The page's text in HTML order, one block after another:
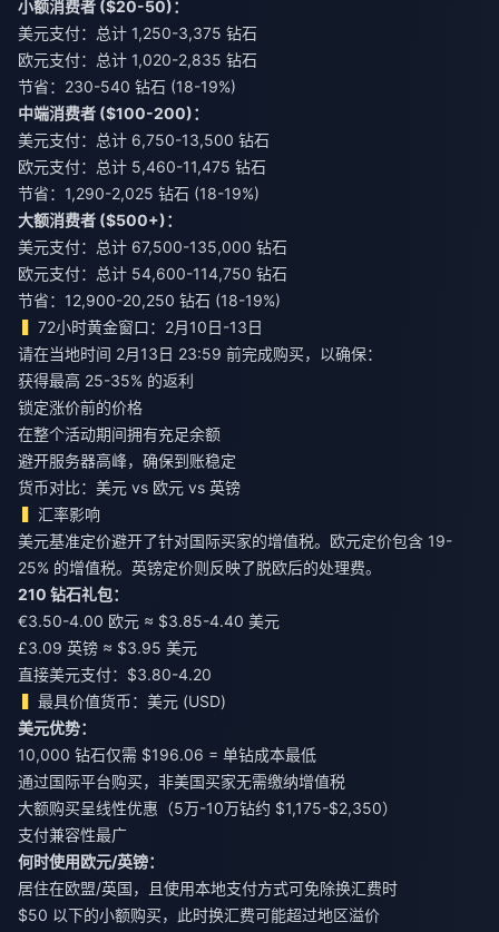
小额消费者 ($20-50)：
美元支付：总计 1,250-3,375 钻石
欧元支付：总计 1,020-2,835 钻石
节省：230-540 钻石 (18-19%)
中端消费者 ($100-200)：
美元支付：总计 6,750-13,500 钻石
欧元支付：总计 5,460-11,475 钻石
节省：1,290-2,025 钻石 (18-19%)
大额消费者 ($500+)：
美元支付：总计 67,500-135,000 钻石
欧元支付：总计 54,600-114,750 钻石
节省：12,900-20,250 钻石 (18-19%)
72小时黄金窗口：2月10日-13日
请在当地时间 2月13日 23:59 前完成购买，以确保：
获得最高 25-35% 的返利
锁定涨价前的价格
在整个活动期间拥有充足余额
避开服务器高峰，确保到账稳定
货币对比：美元 vs 欧元 vs 英镑
汇率影响
美元基准定价避开了针对国际买家的增值税。欧元定价包含 19-
25% 的增值税。英镑定价则反映了脱欧后的处理费。
210 钻石礼包：
€3.50-4.00 欧元 ≈ $3.85-4.40 美元
£3.09 英镑 ≈ $3.95 美元
直接美元支付：$3.80-4.20
最具价值货币：美元 (USD)
美元优势：
10,000 钻石仅需 $196.06 = 单钻成本最低
通过国际平台购买，非美国买家无需缴纳增值税
大额购买呈线性优惠（5万-10万钻约 $1,175-$2,350）
支付兼容性最广
何时使用欧元/英镑：
居住在欧盟/英国，且使用本地支付方式可免除换汇费时
$50 以下的小额购买，此时换汇费可能超过地区溢价